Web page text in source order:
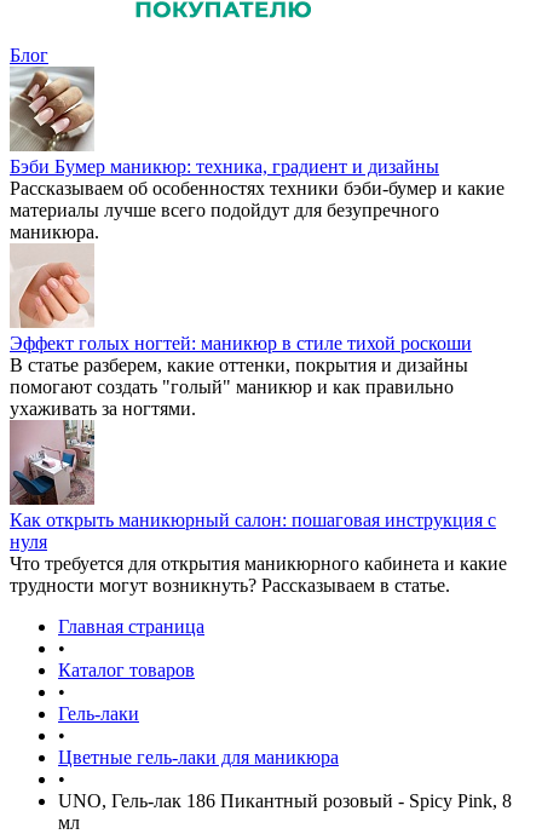
Блог
Бэби Бумер маникюр: техника, градиент и дизайны
Рассказываем об особенностях техники бэби-бумер и какие
материалы лучше всего подойдут для безупречного
маникюра.
Эффект голых ногтей: маникюр в стиле тихой роскоши
В статье разберем, какие оттенки, покрытия и дизайны
помогают создать "голый" маникюр и как правильно
ухаживать за ногтями.
Как открыть маникюрный салон: пошаговая инструкция с
нуля
Что требуется для открытия маникюрного кабинета и какие
трудности могут возникнуть? Рассказываем в статье.
Главная страница
•
Каталог товаров
•
Гель-лаки
•
Цветные гель-лаки для маникюра
•
UNO, Гель-лак 186 Пикантный розовый - Spicy Pink, 8
мл